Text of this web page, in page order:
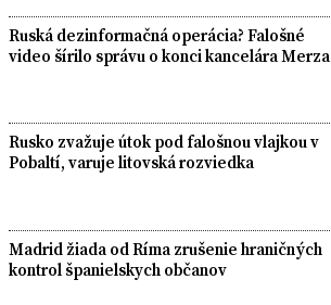
Ruská dezinformačná operácia? Falošné
video šírilo správu o konci kancelára Merza
Rusko zvažuje útok pod falošnou vlajkou v
Pobaltí, varuje litovská rozviedka
Madrid žiada od Ríma zrušenie hraničných
kontrol španielskych občanov